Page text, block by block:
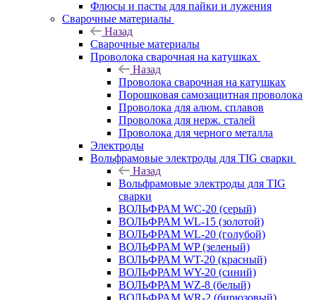
Флюсы и пасты для пайки и лужения
Сварочные материалы
Назад
Сварочные материалы
Проволока сварочная на катушках
Назад
Проволока сварочная на катушках
Порошковая самозащитная проволока
Проволока для алюм. сплавов
Проволока для нерж. сталей
Проволока для черного металла
Электроды
Вольфрамовые электроды для TIG сварки
Назад
Вольфрамовые электроды для TIG
сварки
ВОЛЬФРАМ WC-20 (серый)
ВОЛЬФРАМ WL-15 (золотой)
ВОЛЬФРАМ WL-20 (голубой)
ВОЛЬФРАМ WP (зеленый)
ВОЛЬФРАМ WT-20 (красный)
ВОЛЬФРАМ WY-20 (синий)
ВОЛЬФРАМ WZ-8 (белый)
ВОЛЬФРАМ WR-2 (бирюзовый)